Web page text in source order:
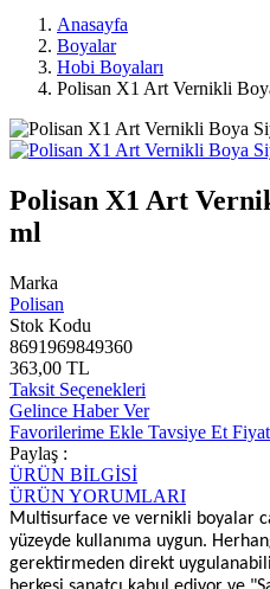
Anasayfa
Boyalar
Hobi Boyaları
Polisan X1 Art Vernikli
Polisan X1 Art
ml
Marka
Polisan
Stok Kodu
8691969849360
363,00 TL
Taksit Seçenekleri
Gelince Haber Ver
Favorilerime Ekle Tavsiye Et
Paylaş :
ÜRÜN BİLGİSİ
ÜRÜN YORUMLARI
Multisurface ve vernikli boyalar
yüzeyde kullanıma uygun.
gerektirmeden direkt